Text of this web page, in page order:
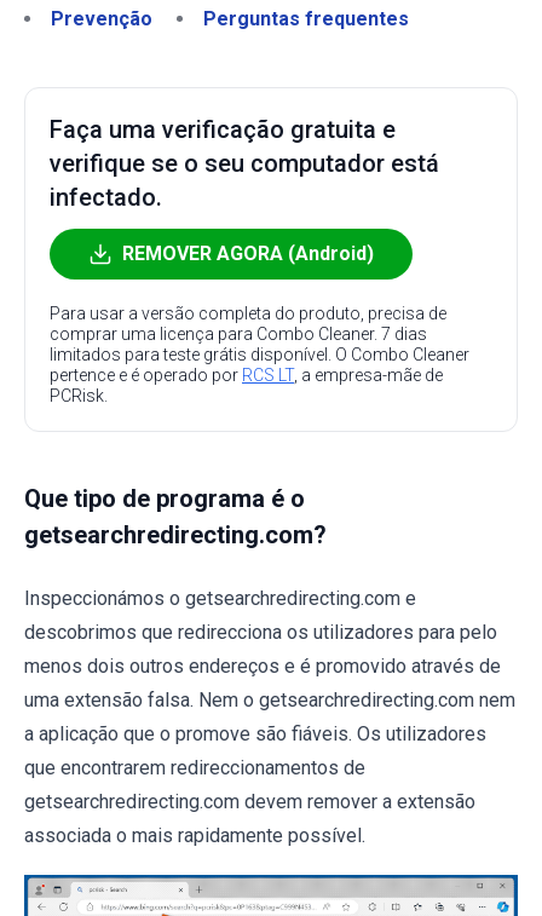
Prevenção
Perguntas frequentes
Faça uma verificação gratuita e
verifique se o seu computador está
infectado.
REMOVER AGORA (Android)
Para usar a versão completa do produto, precisa de
comprar uma licença para Combo Cleaner. 7 dias
limitados para teste grátis disponível. O Combo Cleaner
pertence e é operado por RCS LT, a empresa-mãe de
PCRisk.
Que tipo de programa é o
getsearchredirecting.com?
Inspeccionámos o getsearchredirecting.com e
descobrimos que redirecciona os utilizadores para pelo
menos dois outros endereços e é promovido através de
uma extensão falsa. Nem o getsearchredirecting.com nem
a aplicação que o promove são fiáveis. Os utilizadores
que encontrarem redireccionamentos de
getsearchredirecting.com devem remover a extensão
associada o mais rapidamente possível.